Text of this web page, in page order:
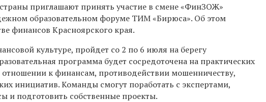
приглашают принять участие в смене «ФинЗОЖ»
образовательном форуме ТИМ «Бирюса». Об этом
финансов Красноярского края.
культуре, пройдет со 2 по 6 июля на берегу
программа будет сосредоточена на практических
отношении к финансам, противодействии мошенничеству,
инициатив. Команды смогут поработать с экспертами,
и подготовить собственные проекты.